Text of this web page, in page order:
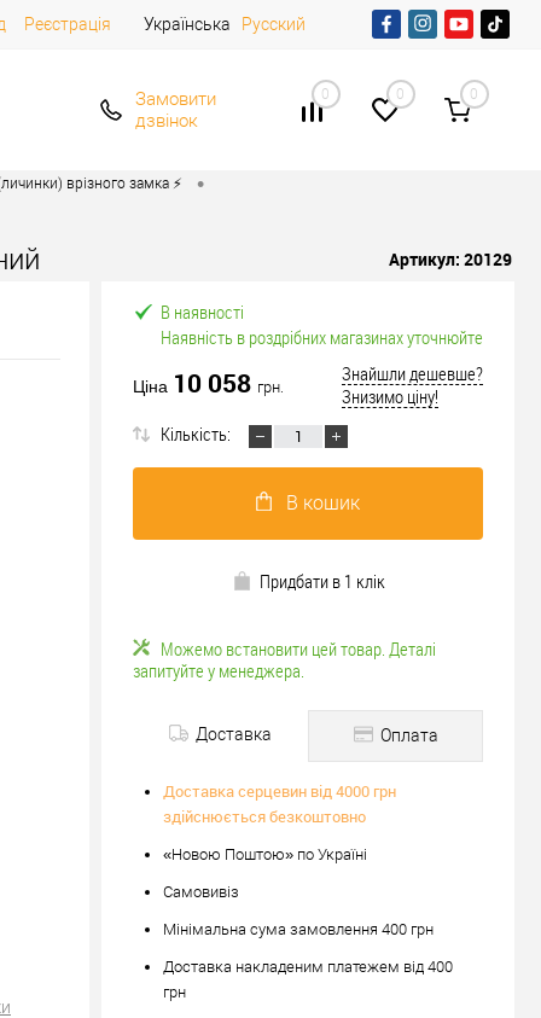
Реєстрація Українська Русский
Замовити
дзвінок
0 0 0
врізного замка ⚡️ •
Артикул: 20129
В наявності
Наявність в роздрібних магазинах уточнюйте
Ціна 10 058 грн.
Знайшли дешевше?
Знизимо ціну!
Кількість:
В кошик
Придбати в 1 клік
Можемо встановити цей товар. Деталі
запитуйте у менеджера.
Доставка Оплата
Доставка серцевин від 4000 грн
здійснюється безкоштовно
«Новою Поштою» по Україні
Самовивіз
Мінімальна сума замовлення 400 грн
Доставка накладеним платежем від 400
грн